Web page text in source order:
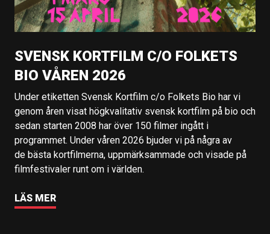
SVENSK KORTFILM C/O FOLKETS
BIO VÅREN 2026
Under etiketten Svensk Kortfilm c/o Folkets Bio har vi
genom åren visat högkvalitativ svensk kortfilm på bio och
sedan starten 2008 har över 150 filmer ingått i
programmet. Under våren 2026 bjuder vi på några av
de bästa kortfilmerna, uppmärksammade och visade på
filmfestivaler runt om i världen.
LÄS MER